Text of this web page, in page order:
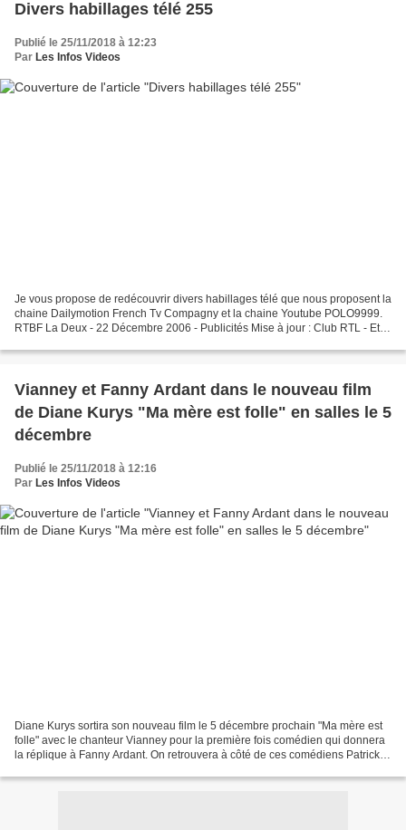
Divers habillages télé 255
Publié le 25/11/2018 à 12:23
Par Les Infos Videos
Je vous propose de redécouvrir divers habillages télé que nous proposent la
chaine Dailymotion French Tv Compagny et la chaine Youtube POLO9999.
RTBF La Deux - 22 Décembre 2006 - Publicités Mise à jour : Club RTL - Ete
Vianney et Fanny Ardant dans le nouveau film
de Diane Kurys "Ma mère est folle" en salles le 5
décembre
Publié le 25/11/2018 à 12:16
Par Les Infos Videos
Diane Kurys sortira son nouveau film le 5 décembre prochain "Ma mère est
folle" avec le chanteur Vianney pour la première fois comédien qui donnera
la réplique à Fanny Ardant. On retrouvera à côté de ces comédiens Patrick